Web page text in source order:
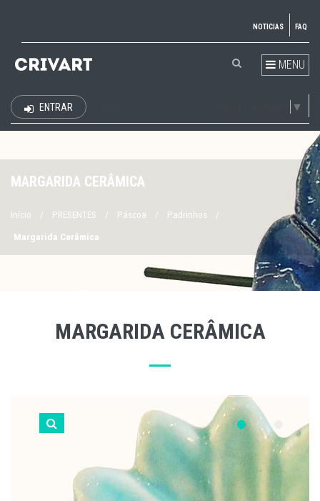
NOTICIAS FAQ
MENU
▼
ENTRAR
MARGARIDA CERÂMICA
Início / PRESENTES / Páscoa / Padrinhos /
Margarida Cerâmica
MARGARIDA CERÂMICA